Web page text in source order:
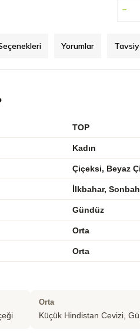
Yorumlar
TOP
Kadın
Çiçeksi, Beyaz
İlkbahar,
Gündüz
Orta
Orta
Orta
Küçük Hindistan Cevizi,